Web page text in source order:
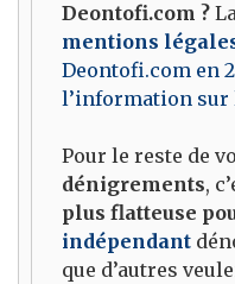
Deontofi.com ?
mentions
Deontofi.com en
l’information sur
Pour le reste de
dénigrements,
plus flatteuse
indépendant
que d’autres